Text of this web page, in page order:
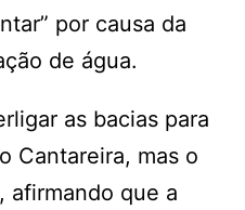
por causa da
de água.
as bacias para
Cantareira, mas o
afirmando que a